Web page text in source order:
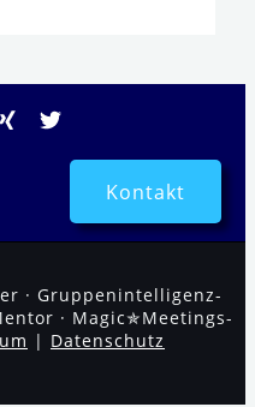
Kontakt
· Gruppenintelligenz-
· Magic✯Meetings-
| Datenschutz